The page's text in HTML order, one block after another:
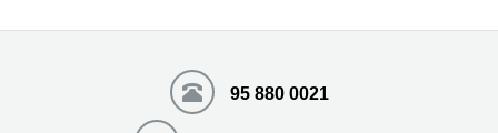
95 880 0021